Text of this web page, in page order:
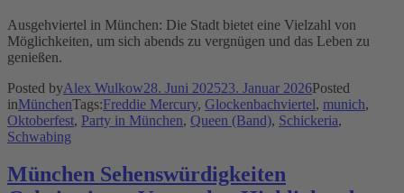
Ausgehviertel in München: Die Stadt bietet eine Vielzahl von
Möglichkeiten, um sich abends zu vergnügen und das Leben zu
genießen.
Posted byAlex Wulkow28. Juni 202523. Januar 2026Posted
inMünchenTags:Freddie Mercury, Glockenbachviertel, munich,
Oktoberfest, Party in München, Queen (Band), Schickeria,
Schwabing
München Sehenswürdigkeiten